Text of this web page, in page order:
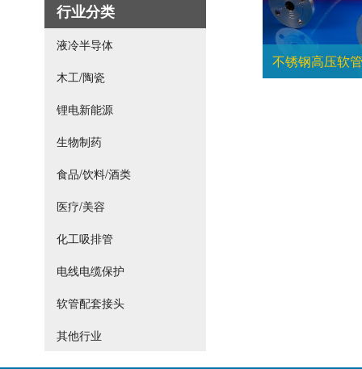
行业分类
液冷半导体
木工/陶瓷
锂电新能源
生物制药
食品/饮料/酒类
医疗/美容
化工吸排管
电线电缆保护
软管配套接头
其他行业
不锈钢高压软